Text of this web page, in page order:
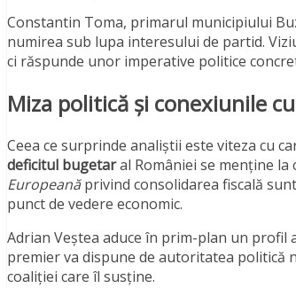
Constantin Toma, primarul municipiului
numirea sub lupa interesului de partid.
ci răspunde unor imperative politice
Miza politică și conexiunile
Ceea ce surprinde analiștii este viteza cu
deficitul bugetaral României se menține
Europeanăprivind consolidarea fiscală
punct de vedere economic.
Adrian Veștea aduce în prim-plan un
premier va dispune de autoritatea politică
coaliției care îl susține.